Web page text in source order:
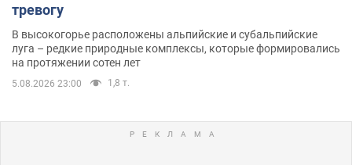
тревогу
В высокогорье расположены альпийские и субальпийские
луга – редкие природные комплексы, которые формировались
на протяжении сотен лет
5.08.2026 23:00 1,8 т.